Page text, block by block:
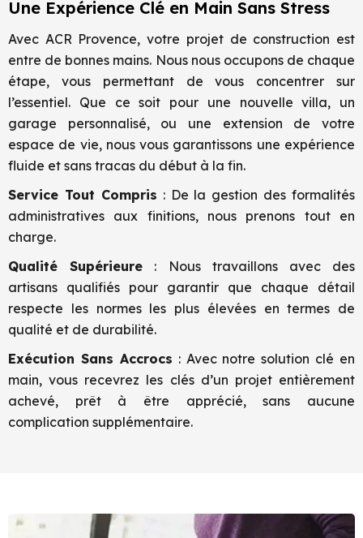
Une Expérience Clé en Main Sans Stress
Avec ACR Provence, votre projet de construction est
entre de bonnes mains. Nous nous occupons de chaque
étape, vous permettant de vous concentrer sur
l’essentiel. Que ce soit pour une nouvelle villa, un
garage personnalisé, ou une extension de votre
espace de vie, nous vous garantissons une expérience
fluide et sans tracas du début à la fin.
Service Tout Compris : De la gestion des formalités
administratives aux finitions, nous prenons tout en
charge.
Qualité Supérieure : Nous travaillons avec des
artisans qualifiés pour garantir que chaque détail
respecte les normes les plus élevées en termes de
qualité et de durabilité.
Exécution Sans Accrocs : Avec notre solution clé en
main, vous recevrez les clés d’un projet entièrement
achevé, prêt à être apprécié, sans aucune
complication supplémentaire.